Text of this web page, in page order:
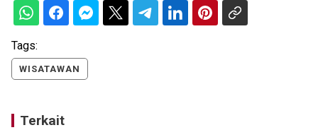
Tags:
WISATAWAN
Terkait